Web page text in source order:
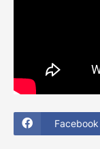
Facebook